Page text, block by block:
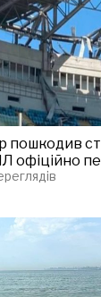
пошкодив
офіційно